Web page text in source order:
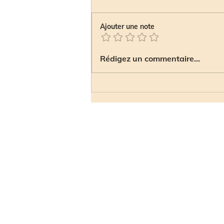
JELO PÊCHE LES SECRETS
Ajouter une note
Rédigez un commentaire...